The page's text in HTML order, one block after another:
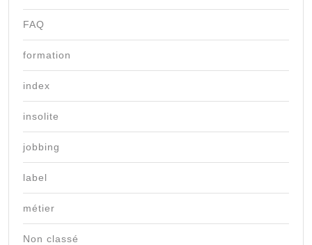
FAQ
formation
index
insolite
jobbing
label
métier
Non classé